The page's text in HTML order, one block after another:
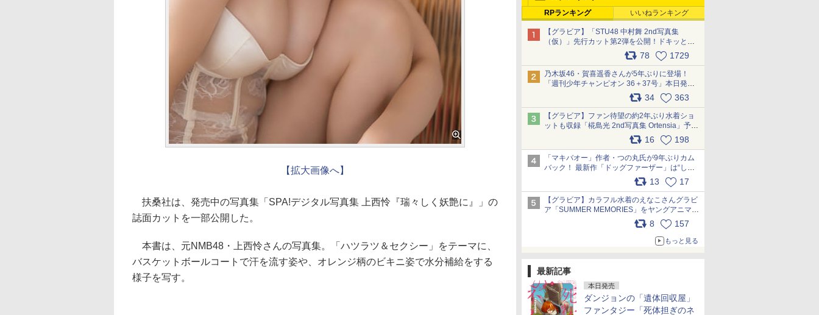
RPランキング いいねランキング
【グラビア】「STU48 中村舞 2nd写真集
（仮）」先行カット第2弾を公開！ドキッとす
るランジェリーカットなど新たな挑戦
78 1729
乃木坂46・賀喜遥香さんが5年ぶりに登場！
「週刊少年チャンピオン 36＋37号」本日発
売 pic.x.com/2Mo85ZlRvK
34 363
【グラビア】ファン待望の約2年ぶり水着ショ
ットも収録「椛島光 2nd写真集 Ortensia」予約
16 198
「マキバオー」作者・つの丸氏が9年ぶりカム
バック！ 最新作「ドッグファーザー」は“しゃ
べらない動物”とのリアルな暮らしを描く 「も
うこれ以上の幸せはない」……一緒に暮らす愛
犬たちへ… pic.x.com/hEr88DgVyD
13 17
【グラビア】カラフル水着のえなこさんグラビ
ア「SUMMER MEMORIES」をヤングアニマル
Webで公開中 pic.x.com/wdmmjZ7DnV
8 157
もっと見る
最新記事
本日発売
ダンジョンの「遺体回収屋」
ファンタジー「死体担ぎのネ
【拡大画像へ】
扶桑社は、発売中の写真集「SPA!デジタル写真集 上西怜『瑞々しく妖艶に』」の
誌面カットを一部公開した。
本書は、元NMB48・上西怜さんの写真集。「ハツラツ＆セクシー」をテーマに、
バスケットボールコートで汗を流す姿や、オレンジ柄のビキニ姿で水分補給をする
様子を写す。